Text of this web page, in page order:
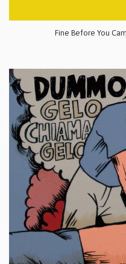
Fine Before You